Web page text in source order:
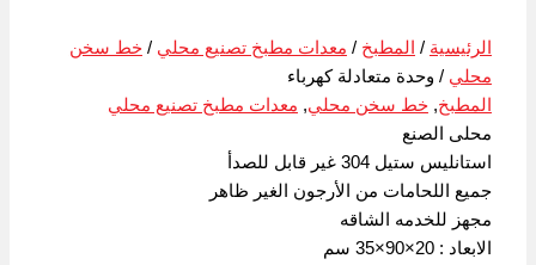
الرئيسية / المطبخ / معدات مطبخ تصنيع محلي /خط سخن
محلي / وحدة متعادلة كهرباء
المطبخ,خط سخن محلي, معدات مطبخ تصنيع محلي
محلى الصنع
استانليس ستيل 304 غير قابل للصدأ
جميع اللحامات من الأرجون الغير ظاهر
مجهز للخدمه الشاقه
الابعاد : 20×90×35 سم